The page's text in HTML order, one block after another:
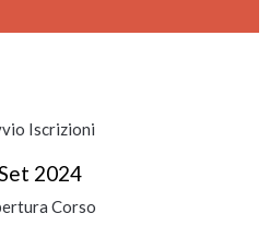
Iscrizioni
2024
Corso